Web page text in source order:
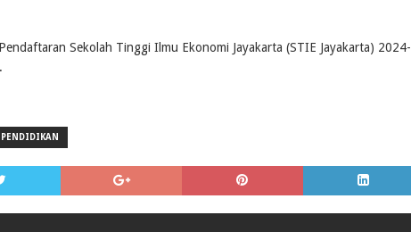
Sekolah Tinggi Ilmu Ekonomi Jayakarta (STIE Jayakarta) 2024-
PENDIDIKAN